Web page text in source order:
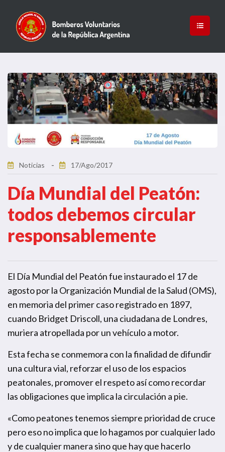
Noticias 17/Ago/2017
Día Mundial del Peatón:
todos debemos circular
responsablemente
El Día Mundial del Peatón fue instaurado el 17 de
agosto por la Organización Mundial de la Salud (OMS),
en memoria del primer caso registrado en 1897,
cuando Bridget Driscoll, una ciudadana de Londres,
muriera atropellada por un vehículo a motor.
Esta fecha se conmemora con la finalidad de difundir
una cultura vial, reforzar el uso de los espacios
peatonales, promover el respeto así como recordar
las obligaciones que implica la circulación a pie.
«Como peatones tenemos siempre prioridad de cruce
pero eso no implica que lo hagamos por cualquier lado
y de cualquier manera sino que hay que hacerlo